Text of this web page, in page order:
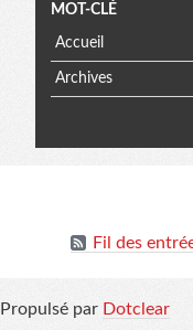
MOT-CLÉ
Accueil
Archives
Fil des
Propulsé par Dotclear